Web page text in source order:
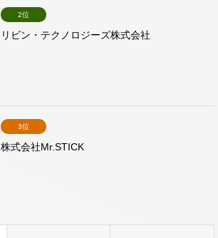
2位
リビン・テクノロジーズ株式会社
3位
株式会社Mr.STICK